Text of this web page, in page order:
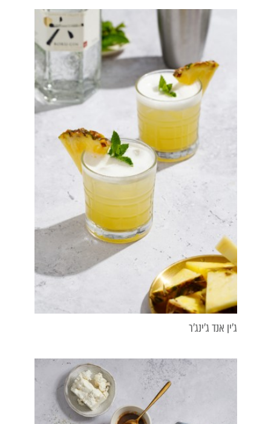
ג'ין אנד ג'ינג'ר